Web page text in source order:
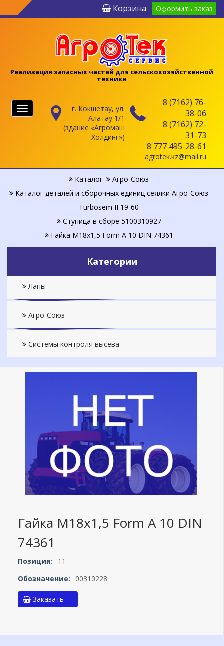
Корзина Оформить заказ
Реализация запасных частей для сельскохозяйственной
техники
8 (7162) 76-
38-06
8 (7162) 72-
31-73
8 777 495-28-61
agrotek.kz@mail.ru
г. Кокшетау, ул.
Алатау 1/1
(здание «Агромаш
Холдинг»)
Меню
Каталог
Агро-Союз
Каталог деталей и сборочных единиц сеялки Агро-Союз
Turbosem II 19-60
Ступица в сборе 5100310927
Гайка М18х1,5 Form A 10 DIN 74361
Категории
Лапы
Агро-Союз
Системы контроля высева
Гайка М18х1,5 Form A 10 DIN
74361
Позиция:
11
Обозначение: 00310228
Заказать